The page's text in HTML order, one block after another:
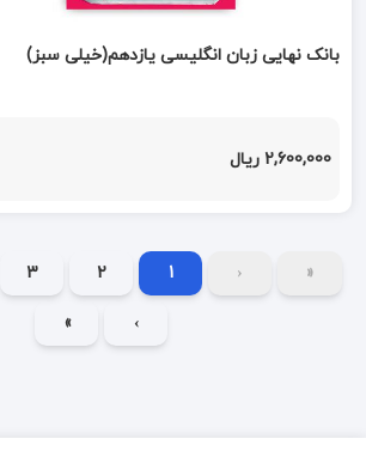
بانک نهایی زبان انگلیسی یازدهم(خیلی سبز)
2,600,000 ریال
«
‹
1
2
3
›
»